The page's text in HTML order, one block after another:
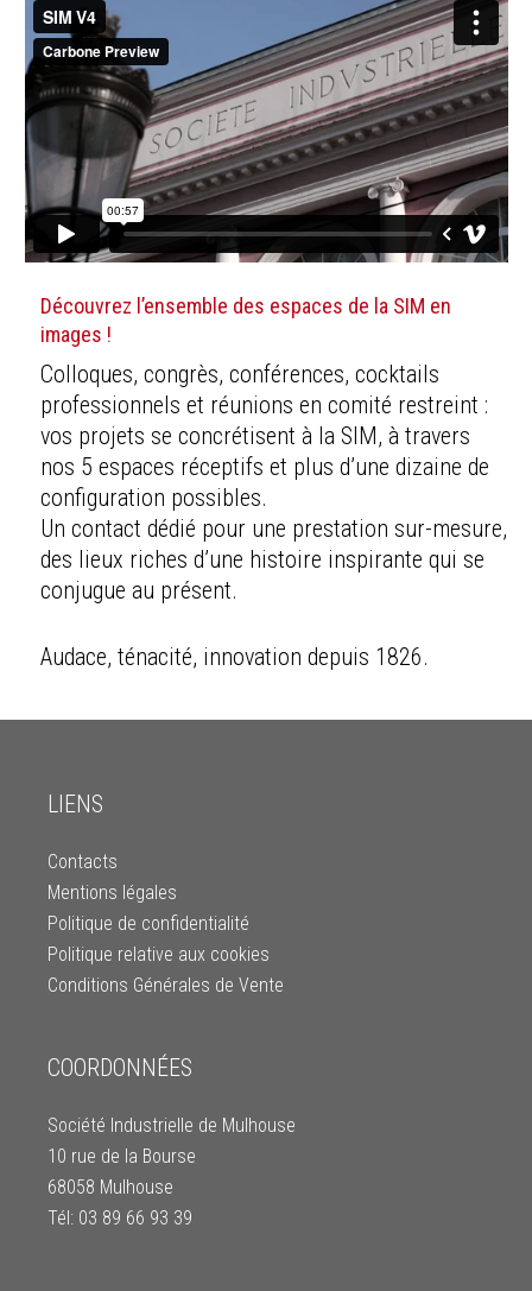
Découvrez l’ensemble des espaces de la SIM en
images !
Colloques, congrès, conférences, cocktails
professionnels et réunions en comité restreint :
vos projets se concrétisent à la SIM, à travers
nos 5 espaces réceptifs et plus d’une dizaine de
configuration possibles.
Un contact dédié pour une prestation sur-mesure,
des lieux riches d’une histoire inspirante qui se
conjugue au présent.
Audace, ténacité, innovation depuis 1826.
LIENS
Contacts
Mentions légales
Politique de confidentialité
Politique relative aux cookies
Conditions Générales de Vente
COORDONNÉES
Société Industrielle de Mulhouse
10 rue de la Bourse
68058 Mulhouse
Tél: 03 89 66 93 39